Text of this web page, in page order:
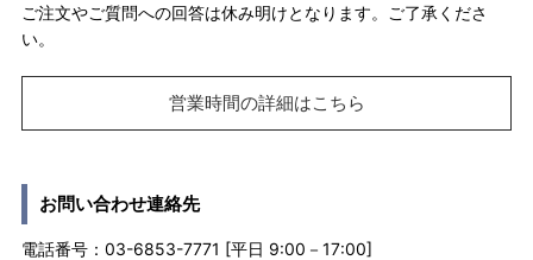
ご注文やご質問への回答は休み明けとなります。ご了承くださ
い。
営業時間の詳細はこちら
お問い合わせ連絡先
電話番号：03-6853-7771 [平日 9:00－17:00]